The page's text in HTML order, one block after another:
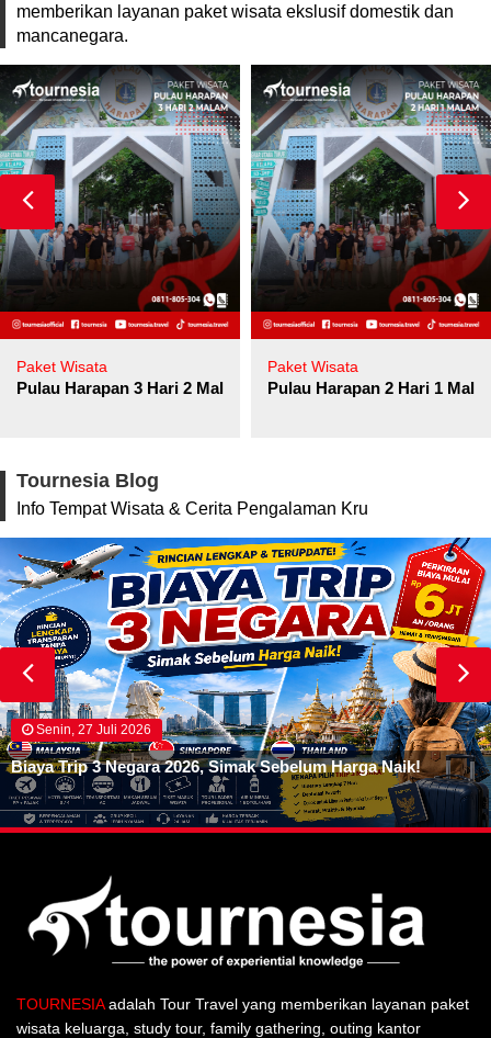
memberikan layanan paket wisata ekslusif domestik dan
mancanegara.
Paket Wisata
Pulau Harapan 3 Hari 2 Malam
Paket Wisata
Pulau Harapan 2 Hari 1
Tournesia Blog
Info Tempat Wisata & Cerita Pengalaman Kru
Senin, 27 Juli 2026
Biaya Trip 3 Negara 2026, Simak Sebelum Harga Naik!
TOURNESIAadalah Tour Travel yang memberikan layanan paket
wisata keluarga, study tour, family gathering, outing kantor